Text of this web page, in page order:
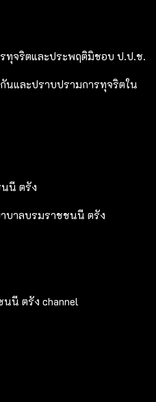
รทุจริตและประพฤติมิชอบ ป.ป.ช.
และปราบปรามการทุจริตใน
นี ตรัง
บาลบรมราชชนนี ตรัง
นี ตรัง channel